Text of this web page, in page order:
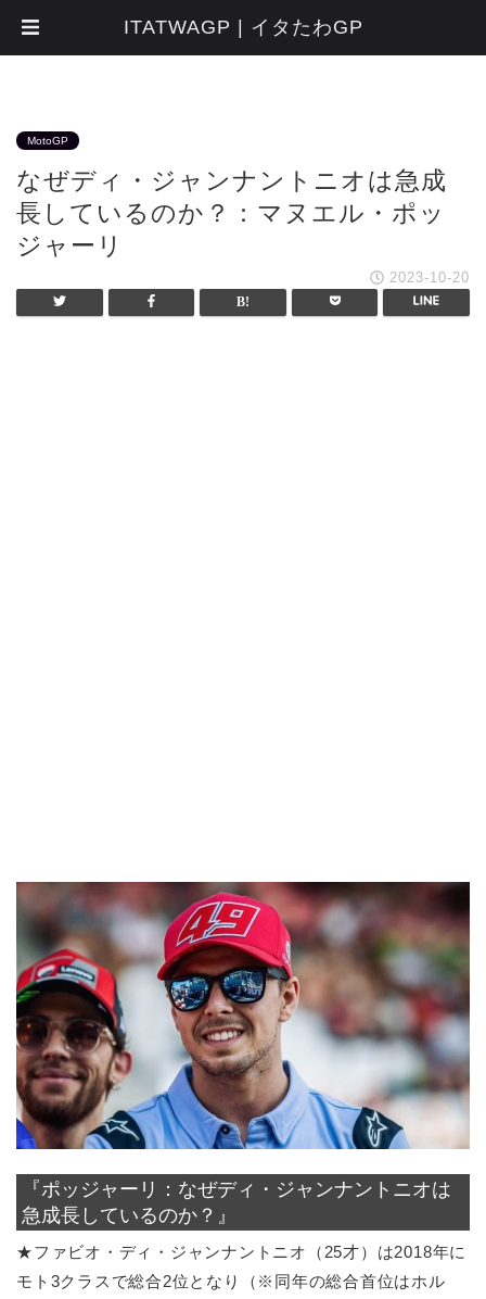
MotoGP
なぜディ・ジャンナントニオは急成
長しているのか？：マヌエル・ポッ
ジャーリ
2023-10-20
『ポッジャーリ：なぜディ・ジャンナントニオは
急成長しているのか？』
★ファビオ・ディ・ジャンナントニオ（25才）は2018年に
モト3クラスで総合2位となり（※同年の総合首位はホル
ITATWAGP | イタたわGP